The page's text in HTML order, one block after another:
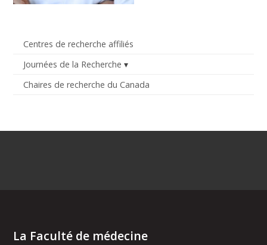
Centres de recherche affiliés
Journées de la Recherche
Chaires de recherche du Canada
La Faculté de médecine